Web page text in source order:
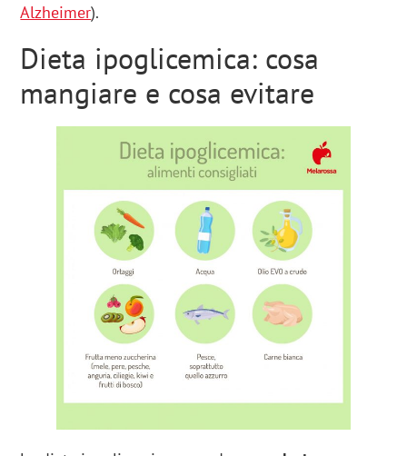
Alzheimer).
Dieta ipoglicemica: cosa
mangiare e cosa evitare